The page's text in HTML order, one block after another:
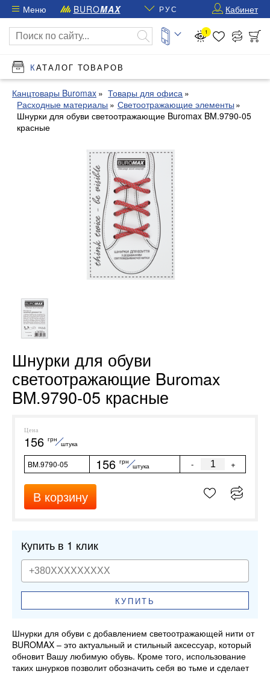
Меню BUROMAX РУС Кабинет
1
КАТАЛОГ ТОВАРОВ
Канцтовары Buromax
Товары для офиса
Расходные материалы
Светоотражающие элементы
Шнурки для обуви светоотражающие Buromax BM.9790-05
красные
Шнурки для обуви
светоотражающие Buromax
BM.9790-05 красные
Цена
156 грн
штука
BM.9790-05 156 грн
штука - +
В корзину
Купить в 1 клик
КУПИТЬ
Шнурки для обуви с добавлением светоотражающей нити от
BUROMAX – это актуальный и стильный аксессуар, который
обновит Вашу любимую обувь. Кроме того, использование
таких шнурков позволит обозначить себя во тьме и сделает